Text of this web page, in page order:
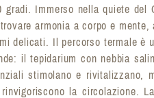
gradi. Immerso nella quiete
armonia a corpo e
delicati. Il percorso termale è
il tepidarium con nebbia
stimolano e rivitalizzano,
la circolazione.